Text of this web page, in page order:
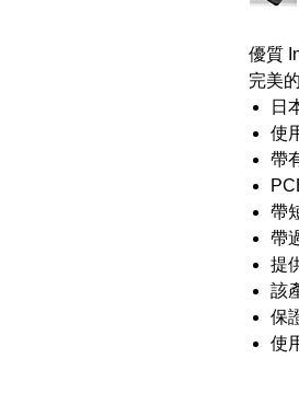
優質
完美
日
使
帶
帶
帶
提
該
保
使